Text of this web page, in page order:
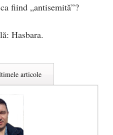
fiind „antisemită”?
Hasbara.
articole